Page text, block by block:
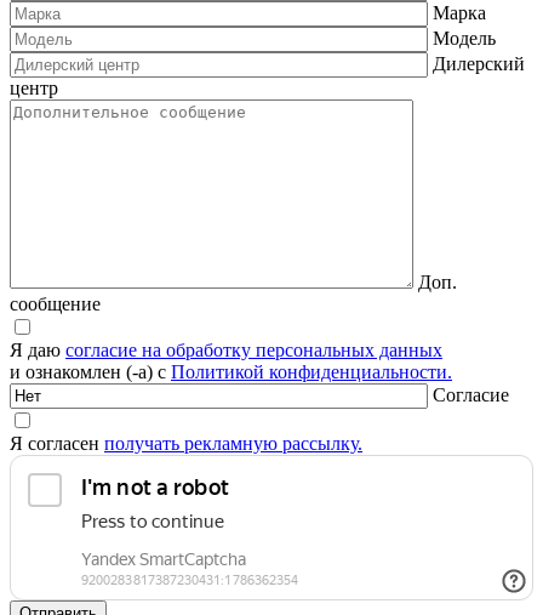
Марка
Модель
Дилерский
центр
Доп.
сообщение
Я даю согласие на обработку персональных данных
и ознакомлен (-а) с Политикой конфиденциальности.
Согласие
Я согласен получать рекламную рассылку.